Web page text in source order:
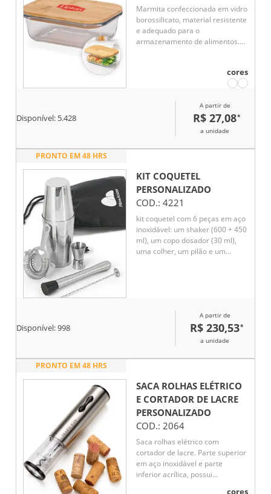
Marmita confeccionada em vidro
borossilicato, material resistente
e adequado para o
armazenamento de alimentos.
que auxilia na vedação e na
conservação dos alimentos. Seu
torna o produto ideal para o
transporte de pequenas
refeições no dia a dia.
cores
Disponível: 5.428
A partir de
R$ 27,08*
a unidade
PRONTO EM 48 HRS
KIT COQUETEL
PERSONALIZADO
COD.: 4221
kit coquetel com 6 peças em aço
inoxidável: um shaker (600 + 450
ml), um copo dosador (30 ml),
uma colher, um pilão e um
Disponível:998
A partir de
R$ 230,53*
a unidade
PRONTO EM 48 HRS
SACA ROLHAS ELÉTRICO
E CORTADOR DE LACRE
PERSONALIZADO
COD.: 2064
Saca rolhas elétrico com
cortador de lacre. Parte superior
em aço inoxidável e parte
inferior acrílica, possui
cores